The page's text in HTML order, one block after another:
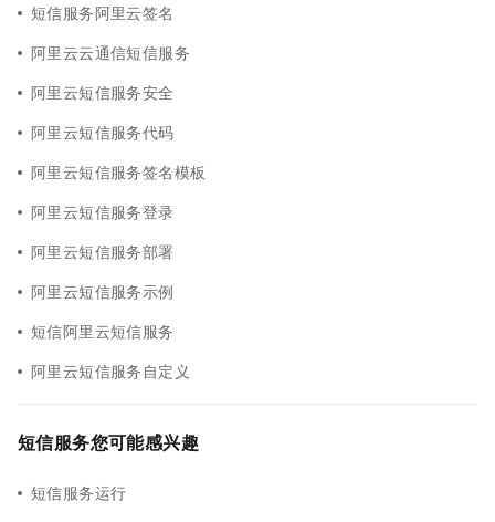
短信服务阿里云签名
阿里云云通信短信服务
阿里云短信服务安全
阿里云短信服务代码
阿里云短信服务签名模板
阿里云短信服务登录
阿里云短信服务部署
阿里云短信服务示例
短信阿里云短信服务
阿里云短信服务自定义
短信服务您可能感兴趣
短信服务运行